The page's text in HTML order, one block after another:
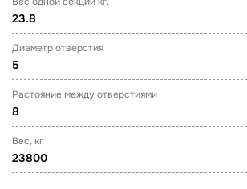
23.8
Диаметр отверстия
5
Растояние между отверстиями
8
Вес, кг
23800